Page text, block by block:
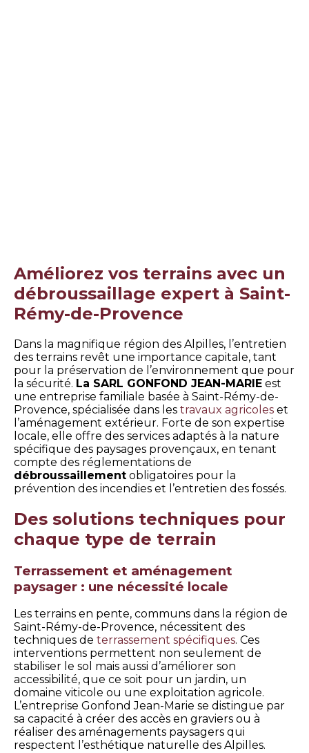
Améliorez vos terrains avec un
débroussaillage expert à Saint-
Rémy-de-Provence
Dans la magnifique région des Alpilles, l’entretien
des terrains revêt une importance capitale, tant
pour la préservation de l’environnement que pour
la sécurité. La SARL GONFOND JEAN-MARIE est
une entreprise familiale basée à Saint-Rémy-de-
Provence, spécialisée dans les travaux agricoles et
l’aménagement extérieur. Forte de son expertise
locale, elle offre des services adaptés à la nature
spécifique des paysages provençaux, en tenant
compte des réglementations de
débroussaillement obligatoires pour la
prévention des incendies et l’entretien des fossés.
Des solutions techniques pour
chaque type de terrain
Terrassement et aménagement
paysager : une nécessité locale
Les terrains en pente, communs dans la région de
Saint-Rémy-de-Provence, nécessitent des
techniques de terrassement spécifiques. Ces
interventions permettent non seulement de
stabiliser le sol mais aussi d’améliorer son
accessibilité, que ce soit pour un jardin, un
domaine viticole ou une exploitation agricole.
L’entreprise Gonfond Jean-Marie se distingue par
sa capacité à créer des accès en graviers ou à
réaliser des aménagements paysagers qui
respectent l’esthétique naturelle des Alpilles.